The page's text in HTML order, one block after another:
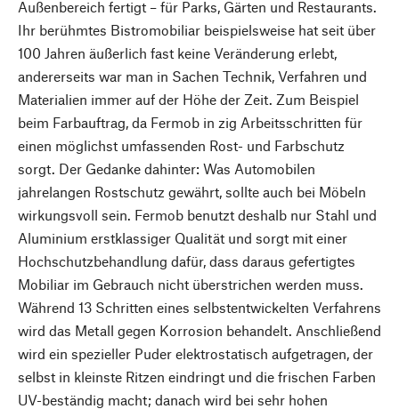
Außenbereich fertigt – für Parks, Gärten und Restaurants.
Ihr berühmtes Bistromobiliar beispielsweise hat seit über
100 Jahren äußerlich fast keine Veränderung erlebt,
andererseits war man in Sachen Technik, Verfahren und
Materialien immer auf der Höhe der Zeit. Zum Beispiel
beim Farbauftrag, da Fermob in zig Arbeitsschritten für
einen möglichst umfassenden Rost- und Farbschutz
sorgt. Der Gedanke dahinter: Was Automobilen
jahrelangen Rostschutz gewährt, sollte auch bei Möbeln
wirkungsvoll sein. Fermob benutzt deshalb nur Stahl und
Aluminium erstklassiger Qualität und sorgt mit einer
Hochschutzbehandlung dafür, dass daraus gefertigtes
Mobiliar im Gebrauch nicht überstrichen werden muss.
Während 13 Schritten eines selbstentwickelten Verfahrens
wird das Metall gegen Korrosion behandelt. Anschließend
wird ein spezieller Puder elektrostatisch aufgetragen, der
selbst in kleinste Ritzen eindringt und die frischen Farben
UV-beständig macht; danach wird bei sehr hohen